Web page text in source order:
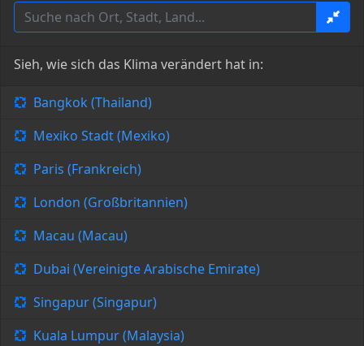
Sieh, wie sich das Klima verändert hat in:
Bangkok (Thailand)
Mexiko Stadt (Mexiko)
Paris (Frankreich)
London (Großbritannien)
Macau (Macau)
Dubai (Vereinigte Arabische Emirate)
Singapur (Singapur)
Kuala Lumpur (Malaysia)